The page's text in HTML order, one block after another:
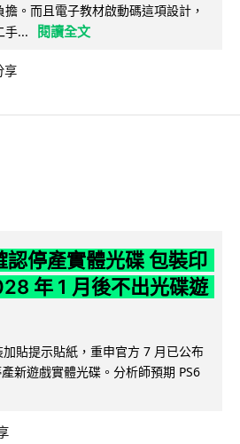
。而且電子教材啟動碼這項設計，
手...
閱讀全文
享
停產實體光碟 包裝印
年 1 月後不出光碟遊
貼提示貼紙，重申官方 7 月已公布
新遊戲實體光碟。分析師預期 PS6